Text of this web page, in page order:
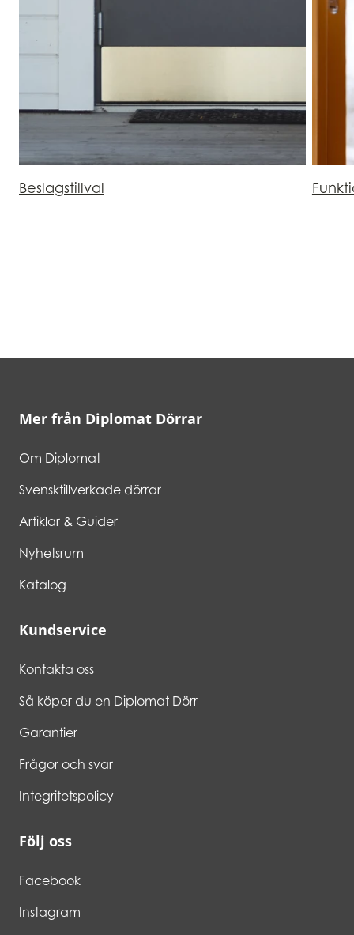
Beslagstillval
Mer från Diplomat Dörrar
Om Diplomat
Svensktillverkade dörrar
Artiklar & Guider
Nyhetsrum
Katalog
Kundservice
Kontakta oss
Så köper du en Diplomat Dörr
Garantier
Frågor och svar
Integritetspolicy
Följ oss
Facebook
Instagram